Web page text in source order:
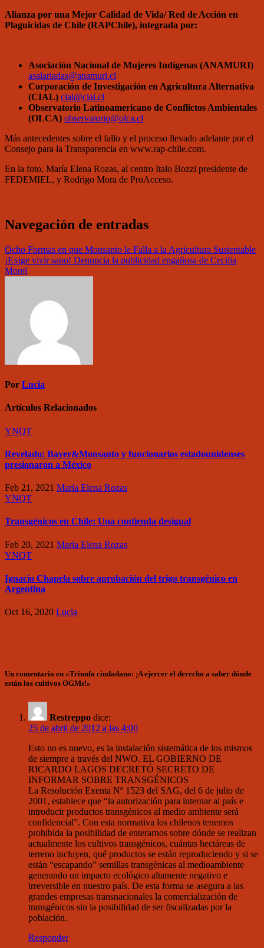
Alianza por una Mejor Calidad de Vida/ Red de Acción en
Plaguicidas de Chile (RAPChile), integrada por:
Asociación Nacional de Mujeres Indígenas (ANAMURI)
asalariadas@anamuri.cl
Corporación de Investigación en Agricultura Alternativa
(CIAL) cial@cial.cl
Observatorio Latinoamericano de Conflictos Ambientales
(OLCA) observatorio@olca.cl
Más antecedentes sobre el fallo y el proceso llevado adelante por el
Consejo para la Transparencia en www.rap-chile.com.
En la foto, María Elena Rozas, al centro Italo Bozzi presidente de
FEDEMIEL, y Rodrigo Mora de ProAcceso.
Navegación de entradas
Ocho Formas en que Monsanto le Falla a la Agricultura Sustentable
¡Exige vivir sano! Denuncia la publicidad engañosa de Cecilia
Morel
Por Lucia
Artículos Relacionados
YNQT
Revelado: Bayer&Monsanto y funcionarios estadounidenses
presionaron a México
Feb 21, 2021 María Elena Rozas
YNQT
Transgénicos en Chile: Una contienda desigual
Feb 20, 2021 María Elena Rozas
YNQT
Ignacio Chapela sobre aprobación del trigo transgénico en
Argentina
Oct 16, 2020 Lucia
Un comentario en «Triunfo ciudadano: ¡A ejercer el derecho a saber dónde
están los cultivos OGMs!»
Restreppo dice:
25 de abril de 2012 a las 4:00
Esto no es nuevo, es la instalación sistemática de los mismos
de siempre a través del NWO. EL GOBIERNO DE
RICARDO LAGOS DECRETÓ SECRETO DE
INFORMAR SOBRE TRANSGÉNICOS
La Resolución Exenta Nº 1523 del SAG, del 6 de julio de
2001, establece que “la autorización para internar al país e
introducir productos transgénicos al medio ambiente será
confidencial”. Con esta normativa los chilenos tenemos
prohibida la posibilidad de enterarnos sobre dónde se realizan
actualmente los cultivos transgénicos, cuántas hectáreas de
terreno incluyen, qué productos se están reproduciendo y si se
están “escapando” semillas transgénicas al medioambiente
generando un impacto ecológico altamente negativo e
irreversible en nuestro país. De esta forma se asegura a las
grandes empresas transnacionales la comercialización de
transgénicos sin la posibilidad de ser fiscalizadas por la
población.
Responder